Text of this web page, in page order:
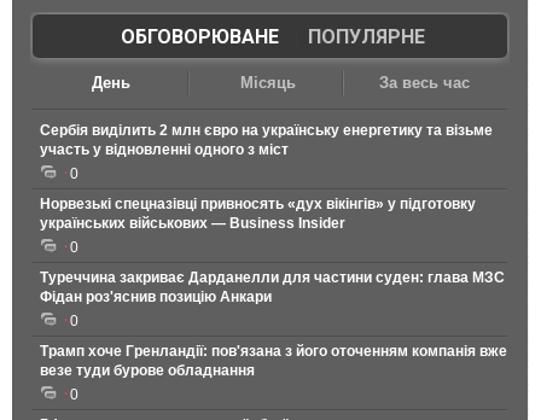
ОБГОВОРЮВАНЕ| ПОПУЛЯРНЕ
День Місяць За весь час
Сербія виділить 2 млн євро на українську енергетику та візьме
участь у відновленні одного з міст
0
Норвезькі спецназівці привносять «дух вікінгів» у підготовку
українських військових — Business Insider
0
Туреччина закриває Дарданелли для частини суден: глава МЗС
Фідан роз'яснив позицію Анкари
0
Трамп хоче Гренландії: пов'язана з його оточенням компанія вже
везе туди бурове обладнання
0